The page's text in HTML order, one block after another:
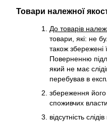
Товари належної
До товарів
товари, які: не
також збережені
Поверненню
який не має
перебував в
збереження його
споживчих
відсутність